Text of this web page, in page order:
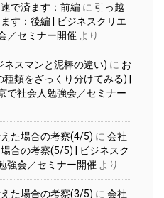
で済ます：前編 に 引っ越
す：後編 | ビジネスクリエ
／セミナー開催 より
ネスマンと泥棒の違い) に お
類をざっくり分けてみる) |
で社会人勉強会／セミナー
た場合の考察(4/5) に 会社
合の考察(5/5) | ビジネスク
強会／セミナー開催 より
た場合の考察(3/5) に 会社